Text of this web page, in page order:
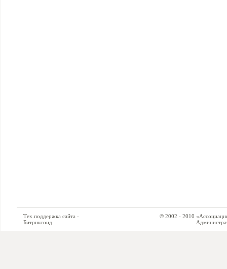
Тех.поддержка сайта -
Битриксоид
© 2002 - 2010 «Ассоциация